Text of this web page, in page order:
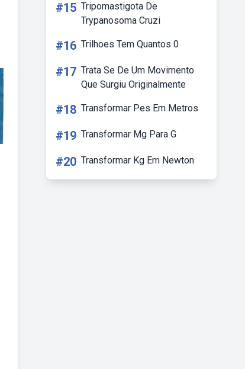
#15 Tripomastigota De
Trypanosoma Cruzi
#16 Trilhoes Tem Quantos 0
#17 Trata Se De Um Movimento
Que Surgiu Originalmente
#18 Transformar Pes Em Metros
#19 Transformar Mg Para G
#20 Transformar Kg Em Newton